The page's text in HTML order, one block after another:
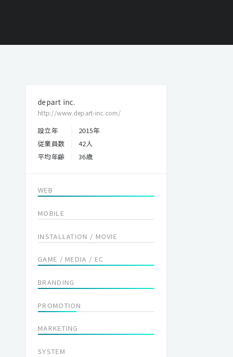
depart inc.
http://www.depart-inc.com/
設立年
2015年
従業員数
42人
平均年齢
36歳
WEB
MOBILE
INSTALLATION / MOVIE
GAME / MEDIA / EC
BRANDING
PROMOTION
MARKETING
SYSTEM